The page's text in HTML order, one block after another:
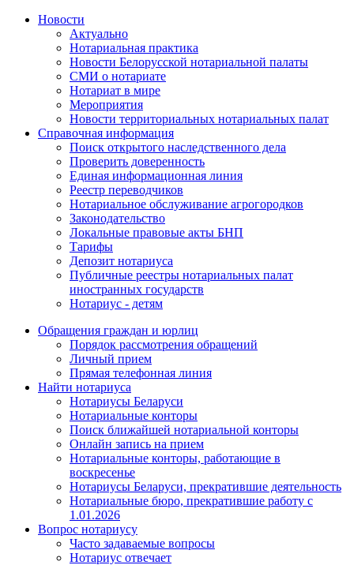
Новости
Актуально
Нотариальная практика
Новости Белорусской нотариальной палаты
СМИ о нотариате
Нотариат в мире
Мероприятия
Новости территориальных нотариальных палат
Справочная информация
Поиск открытого наследственного дела
Проверить доверенность
Единая информационная линия
Реестр переводчиков
Нотариальное обслуживание агрогородков
Законодательство
Локальные правовые акты БНП
Тарифы
Депозит нотариуса
Публичные реестры нотариальных палат
иностранных государств
Нотариус - детям
Обращения граждан и юрлиц
Порядок рассмотрения обращений
Личный прием
Прямая телефонная линия
Найти нотариуса
Нотариусы Беларуси
Нотариальные конторы
Поиск ближайшей нотариальной конторы
Онлайн запись на прием
Нотариальные конторы, работающие в
воскресенье
Нотариусы Беларуси, прекратившие деятельность
Нотариальные бюро, прекратившие работу с
1.01.2026
Вопрос нотариусу
Часто задаваемые вопросы
Нотариус отвечает